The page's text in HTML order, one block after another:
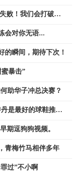
败！我们会打破质
会对你无语...
的瞬间，期待下次！
暴击”
助华子冲总决赛？
是最好的球鞋推销
期逗狗狗视频。
青梅竹马相伴多年
过”不小啊